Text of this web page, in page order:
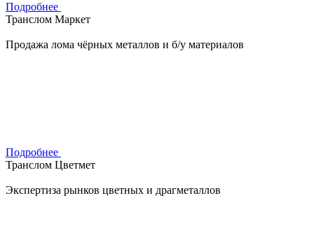
Подробнее
Транслом Маркет
Продажа лома чёрных металлов и б/у материалов
Подробнее
Транслом Цветмет
Экспертиза рынков цветных и драгметаллов